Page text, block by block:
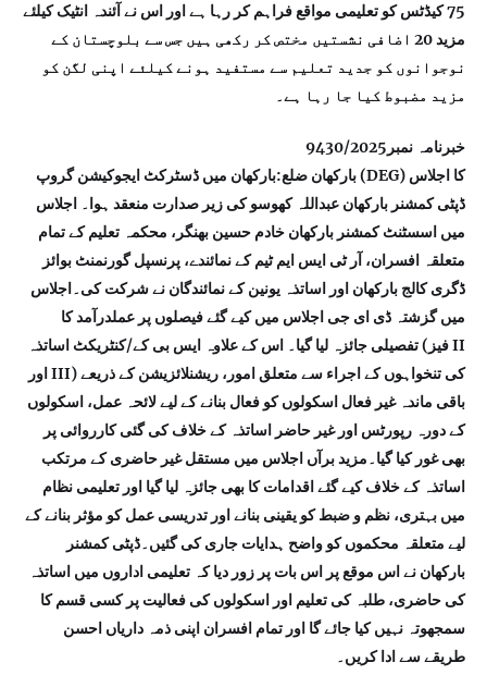
75 کیڈٹس کو تعلیمی مواقع فراہم کر رہا ہے اور اس نے آئندہ انٹیک کیلئے
مزید 20 اضافی نشستیں مختص کر رکھی ہیں جس سے بلوچستان کے
نوجوانوں کو جدید تعلیم سے مستفید ہونے کیلئے اپنی لگن کو
مزید مضبوط کیا جا رہا ہے۔
خبرنامہ نمبر9430/2025
بارکھان ضلع:بارکھان میں ڈسٹرکٹ ایجوکیشن گروپ (DEG) کا اجلاس
ڈپٹی کمشنر بارکھان عبداللہ کھوسو کی زیر صدارت منعقد ہوا۔ اجلاس
میں اسسٹنٹ کمشنر بارکھان خادم حسین بھنگر، محکمہ تعلیم کے تمام
متعلقہ افسران، آر ٹی ایس ایم ٹیم کے نمائندے، پرنسپل گورنمنٹ بوائز
ڈگری کالج بارکھان اور اساتذہ یونین کے نمائندگان نے شرکت کی۔اجلاس
میں گزشتہ ڈی ای جی اجلاس میں کیے گئے فیصلوں پر عملدرآمد کا
تفصیلی جائزہ لیا گیا۔ اس کے علاوہ ایس بی کے/کنٹریکٹ اساتذہ (فیز II
اور III) کی تنخواہوں کے اجراء سے متعلق امور، ریشنلائزیشن کے ذریعے
باقی ماندہ غیر فعال اسکولوں کو فعال بنانے کے لیے لائحہ عمل، اسکولوں
کے دورہ رپورٹس اور غیر حاضر اساتذہ کے خلاف کی گئی کارروائی پر
بھی غور کیا گیا۔مزید برآں اجلاس میں مستقل غیر حاضری کے مرتکب
اساتذہ کے خلاف کیے گئے اقدامات کا بھی جائزہ لیا گیا اور تعلیمی نظام
میں بہتری، نظم و ضبط کو یقینی بنانے اور تدریسی عمل کو مؤثر بنانے کے
لیے متعلقہ محکموں کو واضح ہدایات جاری کی گئیں۔ڈپٹی کمشنر
بارکھان نے اس موقع پر اس بات پر زور دیا کہ تعلیمی اداروں میں اساتذہ
کی حاضری، طلبہ کی تعلیم اور اسکولوں کی فعالیت پر کسی قسم کا
سمجھوتہ نہیں کیا جائے گا اور تمام افسران اپنی ذمہ داریاں احسن
طریقے سے ادا کریں۔